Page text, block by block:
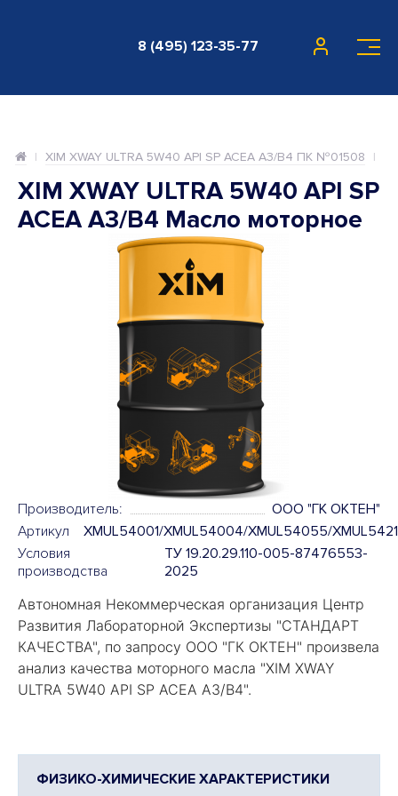
8 (495) 123-35-77
XIM XWAY ULTRA 5W40 API SP ACEA A3/B4 ПК №01508
XIM XWAY ULTRA 5W40 API SP
ACEA A3/B4 Масло моторное
Производитель:
ООО "ГК ОКТЕН"
Артикул
XMUL54001/XMUL54004/XMUL54055/
Условия
производства
ТУ 19.20.29.110-005-87476553-
2025
Автономная Некоммерческая организация Центр
Развития Лабораторной Экспертизы "СТАНДАРТ
КАЧЕСТВА", по запросу ООО "ГК ОКТЕН" произвела
анализ качества моторного масла "XIM XWAY
ULTRA 5W40 API SP ACEA A3/B4".
ФИЗИКО-ХИМИЧЕСКИЕ ХАРАКТЕРИСТИКИ